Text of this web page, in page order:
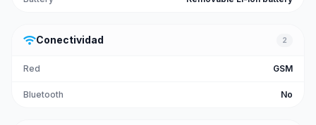
wifiConectividad 2
Red GSM
Bluetooth No